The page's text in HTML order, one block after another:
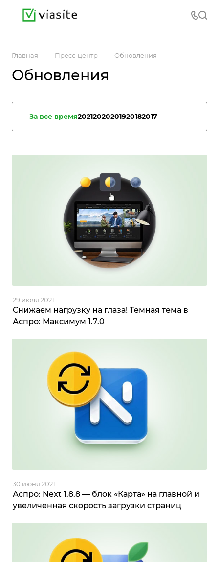
Главная — Пресс-центр — Обновления
Обновления
За все время20212020201920182017
Снижаем нагрузку на глаза! Темная тема в
Аспро: Максимум 1.7.0
29 июля 2021
Аспро: Next 1.8.8 — блок «Карта» на главной и
увеличенная скорость загрузки страниц
30 июня 2021